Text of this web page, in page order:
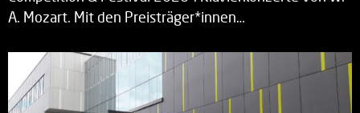
A. Mozart. Mit den Preisträger*innen…